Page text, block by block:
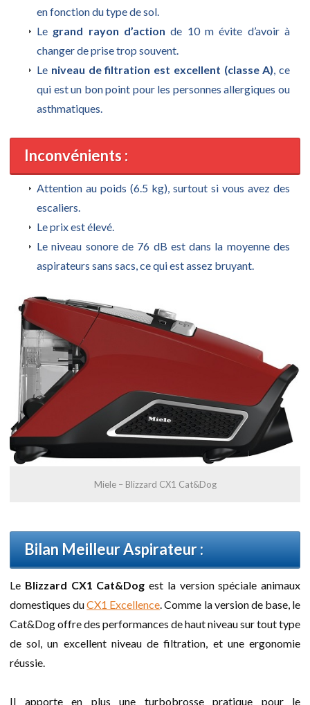
en fonction du type de sol.
Le grand rayon d’action de 10 m évite d’avoir à
changer de prise trop souvent.
Le niveau de filtration est excellent (classe A), ce
qui est un bon point pour les personnes allergiques ou
asthmatiques.
Inconvénients :
Attention au poids (6.5 kg), surtout si vous avez des
escaliers.
Le prix est élevé.
Le niveau sonore de 76 dB est dans la moyenne des
aspirateurs sans sacs, ce qui est assez bruyant.
Miele – Blizzard CX1 Cat&Dog
Bilan Meilleur Aspirateur :
Le Blizzard CX1 Cat&Dog est la version spéciale animaux
domestiques duCX1 Excellence. Comme la version de base, le
Cat&Dog offre des performances de haut niveau sur tout type
de sol, un excellent niveau de filtration, et une ergonomie
réussie.
Il apporte en plus une turbobrosse pratique pour le